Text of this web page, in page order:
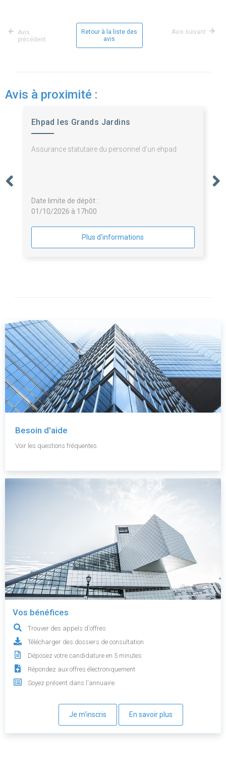
Avis
précédent
Retour à la liste des
avis
Avis suivant
Avis à proximité :
Ehpad les Grands Jardins
Assurance statutaire du personnel d'un ehpad
Date limite de dépôt :
01/10/2026 à 17h00
Plus d'informations
Besoin d'aide
Voir les questions fréquentes.
Vos bénéfices
Trouver des appels d'offres
Télécharger des dossiers de consultation
Déposez votre candidature en 5 minutes
Répondez aux offres électroniquement
Soyez présent dans l'annuaire
Je m'inscris En savoir plus